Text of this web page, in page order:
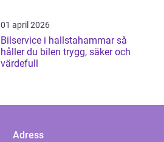
01 april 2026
Bilservice i hallstahammar så
håller du bilen trygg, säker och
värdefull
Adress